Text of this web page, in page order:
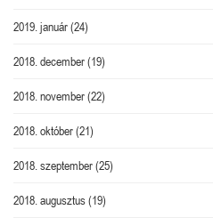
2019. január(24)
2018. december(19)
2018. november(22)
2018. október(21)
2018. szeptember(25)
2018. augusztus(19)